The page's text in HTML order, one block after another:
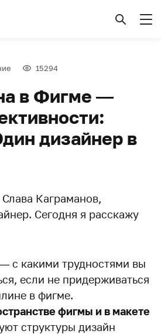
15294
в Фигме —
дизайнер в
Каграманов,
Сегодня я расскажу
с какими трудностями вы
если не придерживаться
в фигме.
фигмы и в макете
структуры дизайн